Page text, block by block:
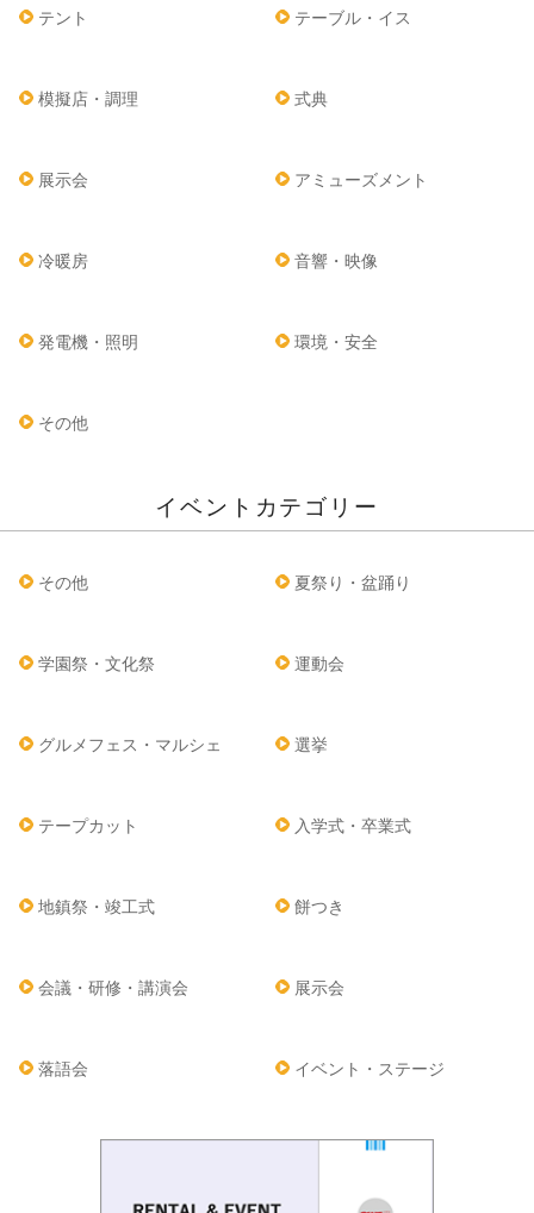
テント テーブル・イス
模擬店・調理 式典
展示会 アミューズメント
冷暖房 音響・映像
発電機・照明 環境・安全
その他
イベントカテゴリー
その他 夏祭り・盆踊り
学園祭・文化祭 運動会
グルメフェス・マルシェ 選挙
テープカット 入学式・卒業式
地鎮祭・竣工式 餅つき
会議・研修・講演会 展示会
落語会 イベント・ステージ